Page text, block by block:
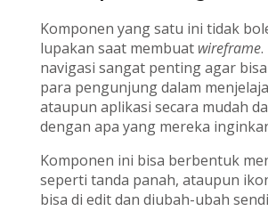
Komponen yang satu ini tidak
lupakan saat membuat wireframe.
navigasi sangat penting agar
para pengunjung dalam
ataupun aplikasi secara mudah
dengan apa yang mereka
Komponen ini bisa berbentuk
seperti tanda panah, ataupun
bisa di edit dan diubah-ubah